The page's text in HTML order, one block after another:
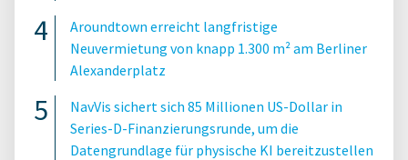
Aroundtown erreicht langfristige
Neuvermietung von knapp 1.300 m² am Berliner
Alexanderplatz
NavVis sichert sich 85 Millionen US-Dollar in
Series-D-Finanzierungsrunde, um die
Datengrundlage für physische KI bereitzustellen